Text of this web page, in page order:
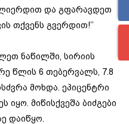
და გფარავდეთ
თქვენს გვერდით!’’
ნაწილში, სირიის
წლის 6 თებერვალს, 7.8
მოხდა. ეპიცენტრი
იყო. მიწისქვეშა ბიძგები
დაიწყო.